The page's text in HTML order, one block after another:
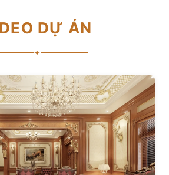
DỰ ÁN
✦